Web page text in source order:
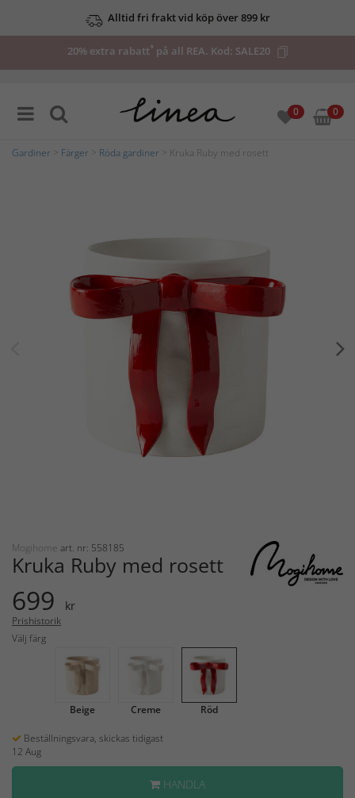
Alltid fri frakt vid köp över 899 kr
20% extra rabatt*på all REA. Kod: SALE20
0 0
Gardiner Färger Röda gardiner > Kruka Ruby med rosett
Mogihome art. nr: 558185
Kruka Ruby med rosett
699 kr
Prishistorik
Välj färg
Beige Creme Röd
Beställningsvara, skickas tidigast
12 Aug
HANDLA